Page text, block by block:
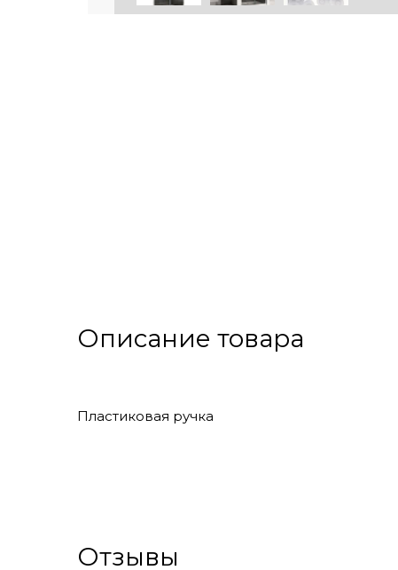
Описание товара
Пластиковая ручка
Отзывы